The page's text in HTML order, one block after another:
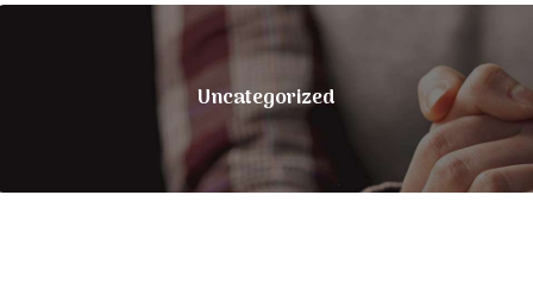
Uncategorized